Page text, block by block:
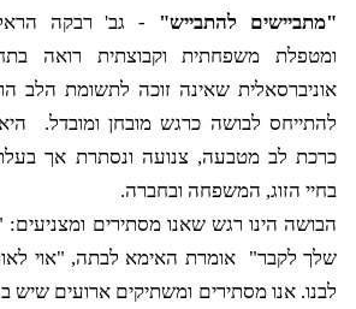
"מתביישים להתבייש" - גב' רבקה
ומטפלת משפחתית וקבוצתית רואה
אוניברסאלית שאינה זוכה לתשומת הלב
להתייחס לבושה כרגש מובחן ומובדל.
כרכת לב מטבעה, צנועה ונסתרת אך
בחיי הזוג, המשפחה ובחברה.
הבושה הינו רגש שאנו מסתירים
שלך לקבר"
אומרת האימא לבתה, "אוי
לבנו. אנו מסתירים ומשתיקים ארועים